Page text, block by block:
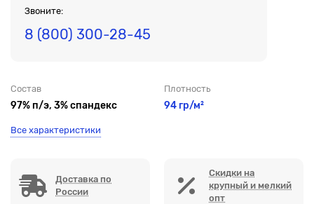
Звоните:
8 (800) 300-28-45
Состав
97% п/э, 3% спандекс
Плотность
94 гр/м²
Все характеристики
Доставка по
России
Скидки на
крупный и мелкий
опт